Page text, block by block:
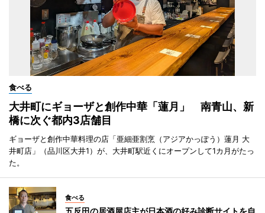
食べる
大井町にギョーザと創作中華「蓮月」 南青山、新
橋に次ぐ都内3店舗目
ギョーザと創作中華料理の店「亜細亜割烹（アジアかっぽう）蓮月 大
井町店」（品川区大井1）が、大井町駅近くにオープンして1カ月がたっ
た。
食べる
五反田の居酒屋店主が日本酒の好み診断サイトを自